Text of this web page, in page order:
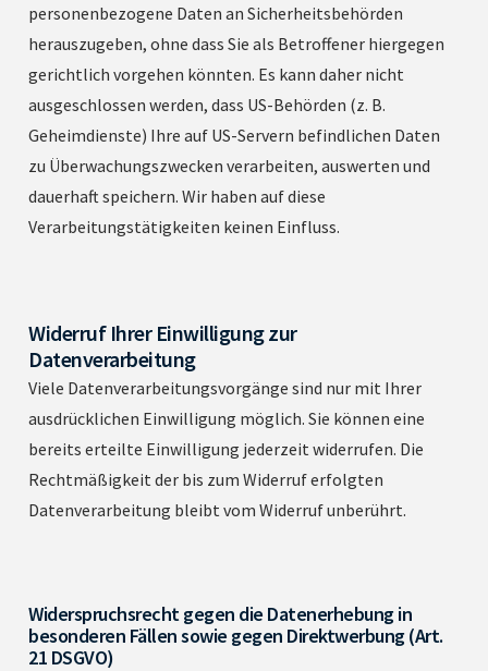
personenbezogene Daten an Sicherheitsbehörden
herauszugeben, ohne dass Sie als Betroffener hiergegen
gerichtlich vorgehen könnten. Es kann daher nicht
ausgeschlossen werden, dass US-Behörden (z. B.
Geheimdienste) Ihre auf US-Servern befindlichen Daten
zu Überwachungszwecken verarbeiten, auswerten und
dauerhaft speichern. Wir haben auf diese
Verarbeitungstätigkeiten keinen Einfluss.
Widerruf Ihrer Einwilligung zur
Datenverarbeitung
Viele Datenverarbeitungsvorgänge sind nur mit Ihrer
ausdrücklichen Einwilligung möglich. Sie können eine
bereits erteilte Einwilligung jederzeit widerrufen. Die
Rechtmäßigkeit der bis zum Widerruf erfolgten
Datenverarbeitung bleibt vom Widerruf unberührt.
Widerspruchsrecht gegen die Datenerhebung in
besonderen Fällen sowie gegen Direktwerbung (Art.
21 DSGVO)